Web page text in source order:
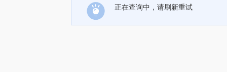
正在查询中，请刷新重试